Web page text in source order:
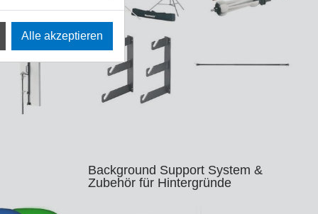
Background Support System &
Zubehör für Hintergründe